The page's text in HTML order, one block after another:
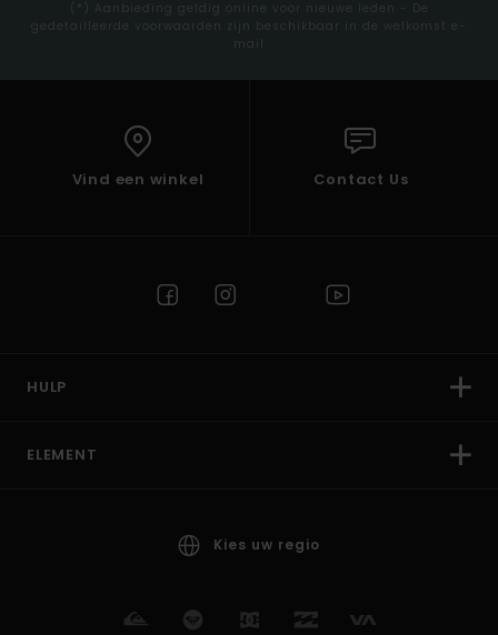
(*) Aanbieding geldig online voor nieuwe leden - De
gedetailleerde voorwaarden zijn beschikbaar in de welkomst e-
mail
Vind een winkel Contact Us
HULP
ELEMENT
Kies uw regio